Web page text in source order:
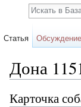
Дона
Карточка
Статья Обсуждение
Поиск